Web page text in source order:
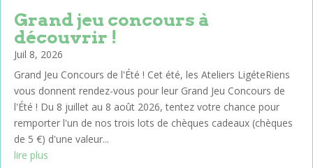
Grand jeu concours à
découvrir !
Juil 8, 2026
Grand Jeu Concours de l'Été ! Cet été, les Ateliers LigéteRiens
vous donnent rendez-vous pour leur Grand Jeu Concours de
l'Été ! Du 8 juillet au 8 août 2026, tentez votre chance pour
remporter l'un de nos trois lots de chèques cadeaux (chèques
de 5 €) d'une valeur...
lire plus